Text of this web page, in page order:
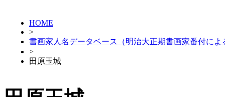
HOME
>
書画家人名データベース（明治大正期書画家番付によ
>
田原玉城